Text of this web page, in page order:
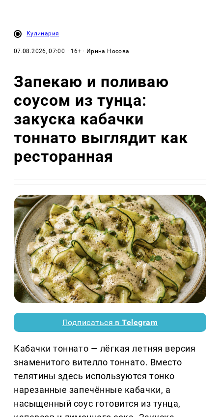
Кулинария
07.08.2026, 07:00 · 16+ · Ирина Носова
Запекаю и поливаю
соусом из тунца:
закуска кабачки
тоннато выглядит как
ресторанная
Подписаться вTelegram
Кабачки тоннато — лёгкая летняя версия
знаменитого вителло тоннато. Вместо
телятины здесь используются тонко
нарезанные запечённые кабачки, а
насыщенный соус готовится из тунца,